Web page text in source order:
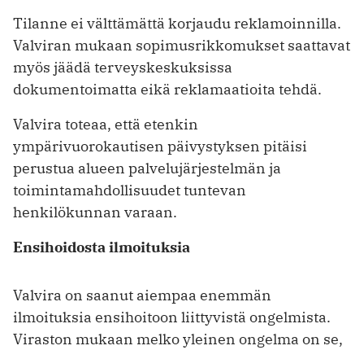
Tilanne ei välttämättä korjaudu reklamoinnilla.
Valviran mukaan sopimusrikkomukset saattavat
myös jäädä terveyskeskuksissa
dokumentoimatta eikä reklamaatioita tehdä.
Valvira toteaa, että etenkin
ympärivuorokautisen päivystyksen pitäisi
perustua alueen palvelujärjestelmän ja
toimintamahdollisuudet tuntevan
henkilökunnan varaan.
Ensihoidosta ilmoituksia
Valvira on saanut aiempaa enemmän
ilmoituksia ensihoitoon liittyvistä ongelmista.
Viraston mukaan melko yleinen ongelma on se,